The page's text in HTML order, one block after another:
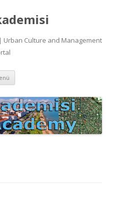
Urban Culture and Management
İçeriğe